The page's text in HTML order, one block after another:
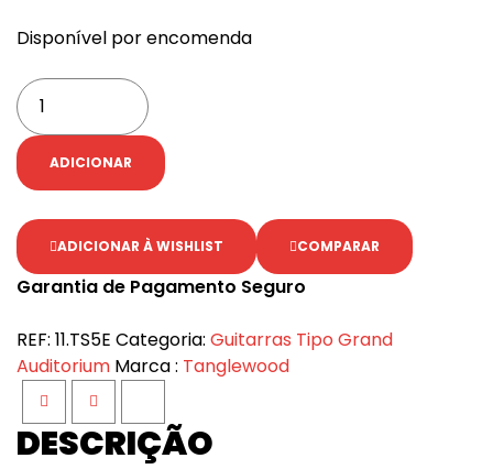
Disponível por encomenda
ADICIONAR
ADICIONAR À WISHLIST COMPARAR
Garantia de Pagamento Seguro
REF: 11.TS5E Categoria: Guitarras Tipo Grand
Auditorium Marca : Tanglewood
FacebookTwitterGoogle+
DESCRIÇÃO